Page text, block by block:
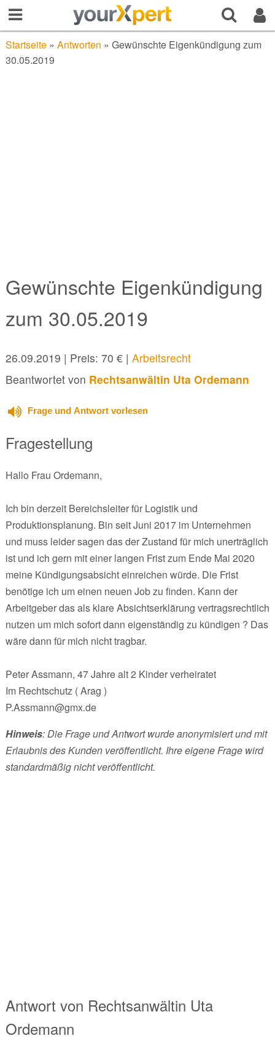
Startseite» Antworten » Gewünschte Eigenkündigung zum
30.05.2019
Gewünschte Eigenkündigung
zum 30.05.2019
26.09.2019 | Preis: 70 € | Arbeitsrecht
Beantwortet von Rechtsanwältin Uta Ordemann
Frage und Antwort vorlesen
Fragestellung
Hallo Frau Ordemann,
Ich bin derzeit Bereichsleiter für Logistik und
Produktionsplanung. Bin seit Juni 2017 im Unternehmen
und muss leider sagen das der Zustand für mich unerträglich
ist und ich gern mit einer langen Frist zum Ende Mai 2020
meine Kündigungsabsicht einreichen würde. Die Frist
benötige ich um einen neuen Job zu finden. Kann der
Arbeitgeber das als klare Absichtserklärung vertragsrechtlich
nutzen um mich sofort dann eigenständig zu kündigen ? Das
wäre dann für mich nicht tragbar.
Peter Assmann, 47 Jahre alt 2 Kinder verheiratet
Im Rechtschutz ( Arag )
P.Assmann@gmx.de
Hinweis: Die Frage und Antwort wurde anonymisiert und mit
Erlaubnis des Kunden veröffentlicht. Ihre eigene Frage wird
standardmäßig nicht veröffentlicht.
Antwort von Rechtsanwältin Uta
Ordemann